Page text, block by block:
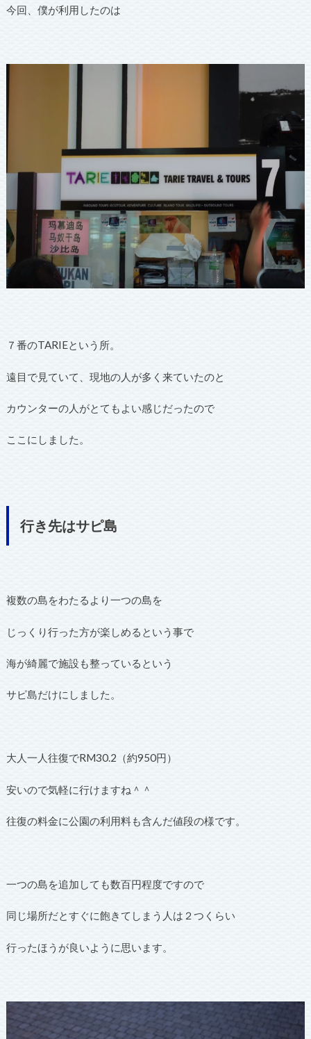
今回、僕が利用したのは
７番のTARIEという所。
遠目で見ていて、現地の人が多く来ていたのと
カウンターの人がとてもよい感じだったので
ここにしました。
行き先はサピ島
複数の島をわたるより一つの島を
じっくり行った方が楽しめるという事で
海が綺麗で施設も整っているという
サピ島だけにしました。
大人一人往復でRM30.2（約950円）
安いので気軽に行けますね＾＾
往復の料金に公園の利用料も含んだ値段の様です。
一つの島を追加しても数百円程度ですので
同じ場所だとすぐに飽きてしまう人は２つくらい
行ったほうが良いように思います。